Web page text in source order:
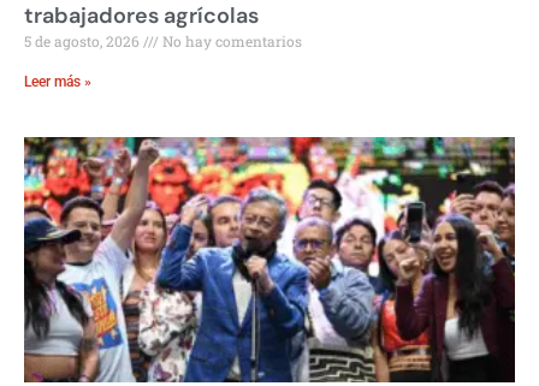
trabajadores agrícolas
5 de agosto, 2026 No hay comentarios
Leer más »